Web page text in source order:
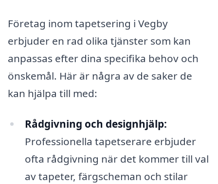
Företag inom tapetsering i Vegby
erbjuder en rad olika tjänster som kan
anpassas efter dina specifika behov och
önskemål. Här är några av de saker de
kan hjälpa till med:
Rådgivning och designhjälp:
Professionella tapetserare erbjuder
ofta rådgivning när det kommer till val
av tapeter, färgscheman och stilar